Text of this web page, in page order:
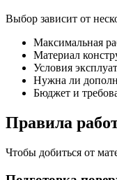
Выбор зависит от
Максимальная
Материал
Условия
Нужна ли
Бюджет и
Правила
Чтобы добиться от